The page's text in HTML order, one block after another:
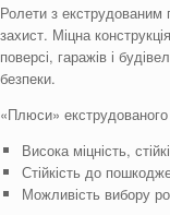
Ролети з екструдованим
захист. Міцна
поверсі, гаражів і
безпеки.
«Плюси»
Висока міцність,
Стійкість до
Можливість вибору